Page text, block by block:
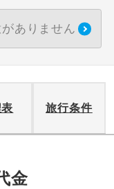
ありません
表 旅行条件
金